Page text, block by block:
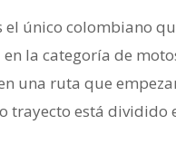
el único colombiano
la categoría de
una ruta que
trayecto está dividido